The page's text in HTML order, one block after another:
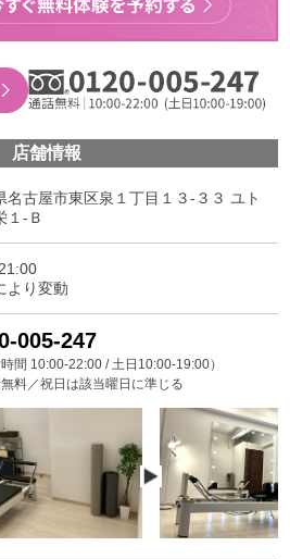
店舗情報
名古屋市東区泉１丁目１３-３３ ユト
１-Ｂ
より変動
005-247
時間 10:00-22:00 / 土日10:00-19:00）
料／祝日は該当曜日に準じる